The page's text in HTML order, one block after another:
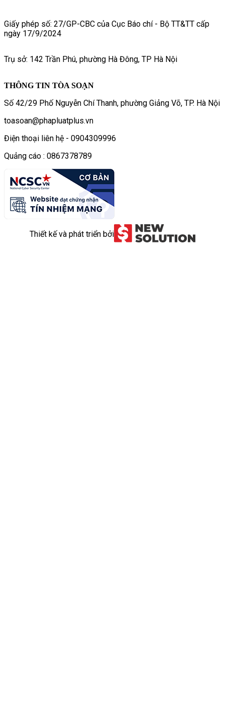
Giấy phép số: 27/GP-CBC của Cục Báo chí - Bộ TT&TT cấp
ngày 17/9/2024
Trụ sở: 142 Trần Phú, phường Hà Đông, TP Hà Nội
THÔNG TIN TÒA SOẠN
Số 42/29 Phố Nguyễn Chí Thanh, phường Giảng Võ, TP. Hà Nội
toasoan@phapluatplus.vn
Điện thoại liên hệ - 0904309996
Quảng cáo : 0867378789
Thiết kế và phát triển bởi